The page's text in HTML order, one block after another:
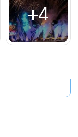
มและสนับสนุนให้
กษ์และพัฒนา
+4